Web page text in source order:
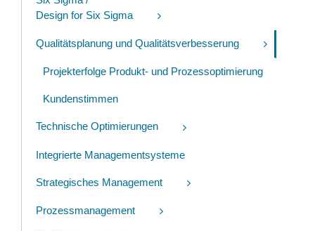
Design for Six Sigma
Qualitätsplanung und Qualitätsverbesserung
Projekterfolge Produkt- und Prozessoptimierung
Kundenstimmen
Technische Optimierungen
Integrierte Managementsysteme
Strategisches Management
Prozessmanagement